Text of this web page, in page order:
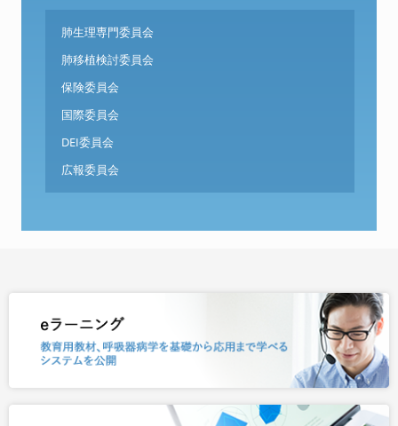
肺生理専門委員会
肺移植検討委員会
保険委員会
国際委員会
DEI委員会
広報委員会